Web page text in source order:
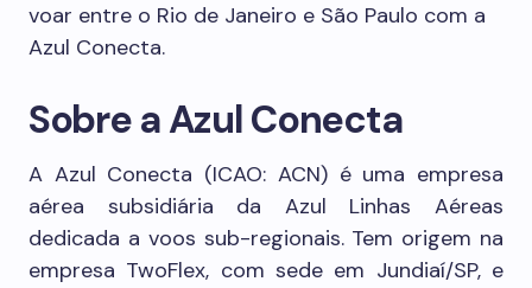
voar entre o Rio de Janeiro e São Paulo com a
Azul Conecta.
Sobre a Azul Conecta
A Azul Conecta (ICAO: ACN) é uma empresa
aérea subsidiária da Azul Linhas Aéreas
dedicada a voos sub-regionais. Tem origem na
empresa TwoFlex, com sede em Jundiaí/SP, e